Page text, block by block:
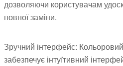
дозволяючи користувачам
повної заміни.
Зручний інтерфейс:
забезпечує інтуїтивний